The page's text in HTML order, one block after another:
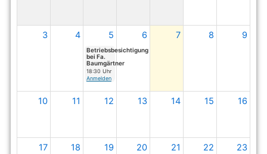
3 4 5
Betriebsbesichtigung
bei Fa.
Baumgärtner
18:30 Uhr
Anmelden
6 7 8 9
10 11 12 13 14 15 16
17 18 19 20 21 22 23